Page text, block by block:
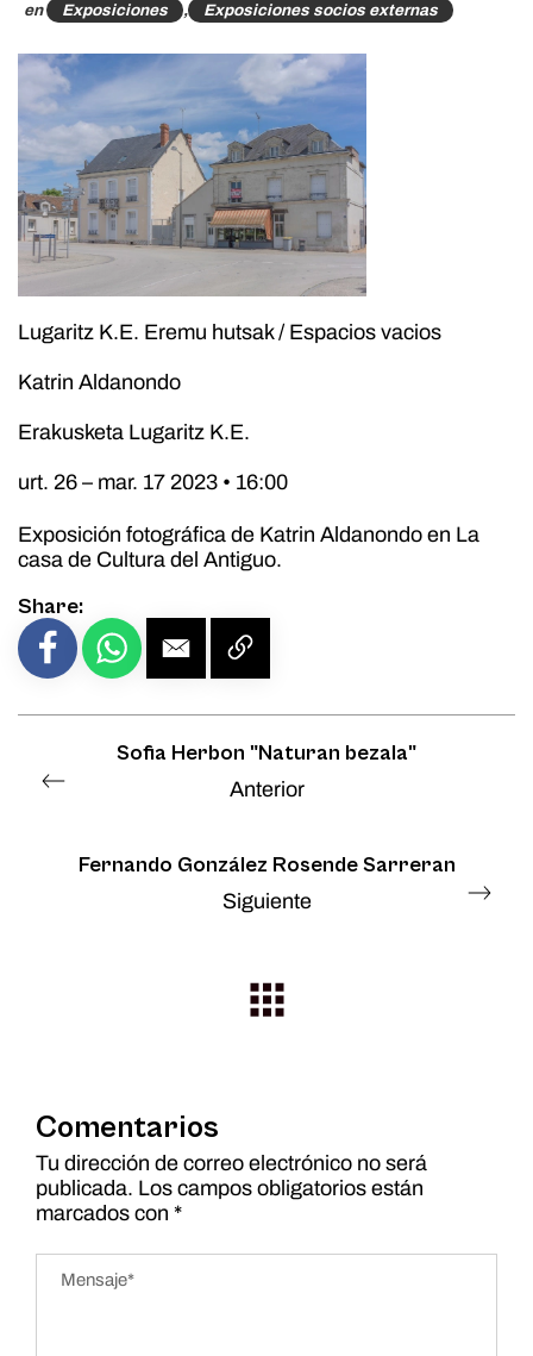
en
Exposiciones , Exposiciones socios externas
Lugaritz K.E. Eremu hutsak / Espacios vacios
Katrin Aldanondo
Erakusketa Lugaritz K.E.
urt. 26 – mar. 17 2023 • 16:00
Exposición fotográfica de Katrin Aldanondo en La
casa de Cultura del Antiguo.
Share:
Sofia Herbon "Naturan bezala"
Anterior
Fernando González Rosende Sarreran
Siguiente
Comentarios
Tu dirección de correo electrónico no será
publicada. Los campos obligatorios están
marcados con *